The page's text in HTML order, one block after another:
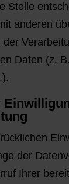
Stelle
anderen
Daten (z.
der
Ihrer